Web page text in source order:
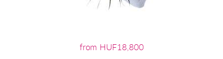
from HUF18,800